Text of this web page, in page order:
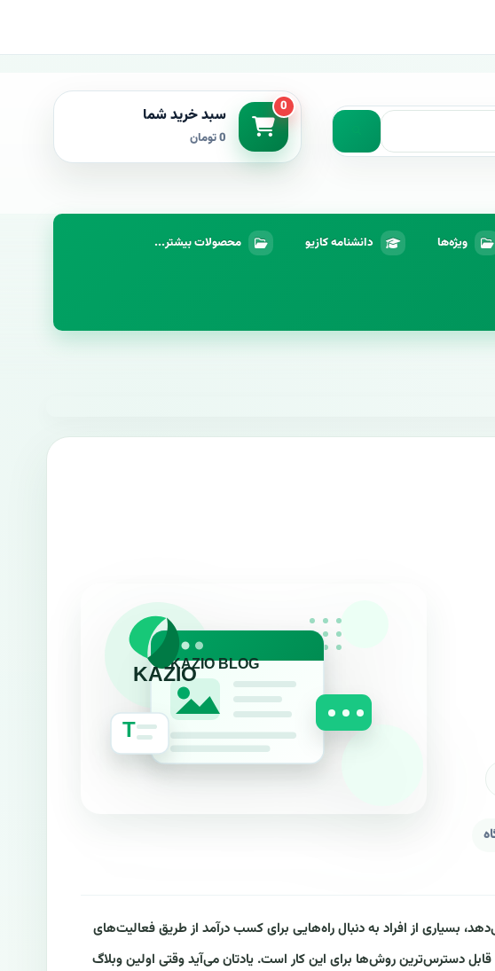
0 سبد خرید شما
0 تومان
ویژه‌ها دانشنامه کازیو محصولات بیشتر...
بسیاری از افراد به دنبال راه‌هایی برای کسب درآمد از طریق فعالیت‌های
دسترس‌ترین روش‌ها برای این کار است. یادتان می‌آید وقتی اولین وبلاگ